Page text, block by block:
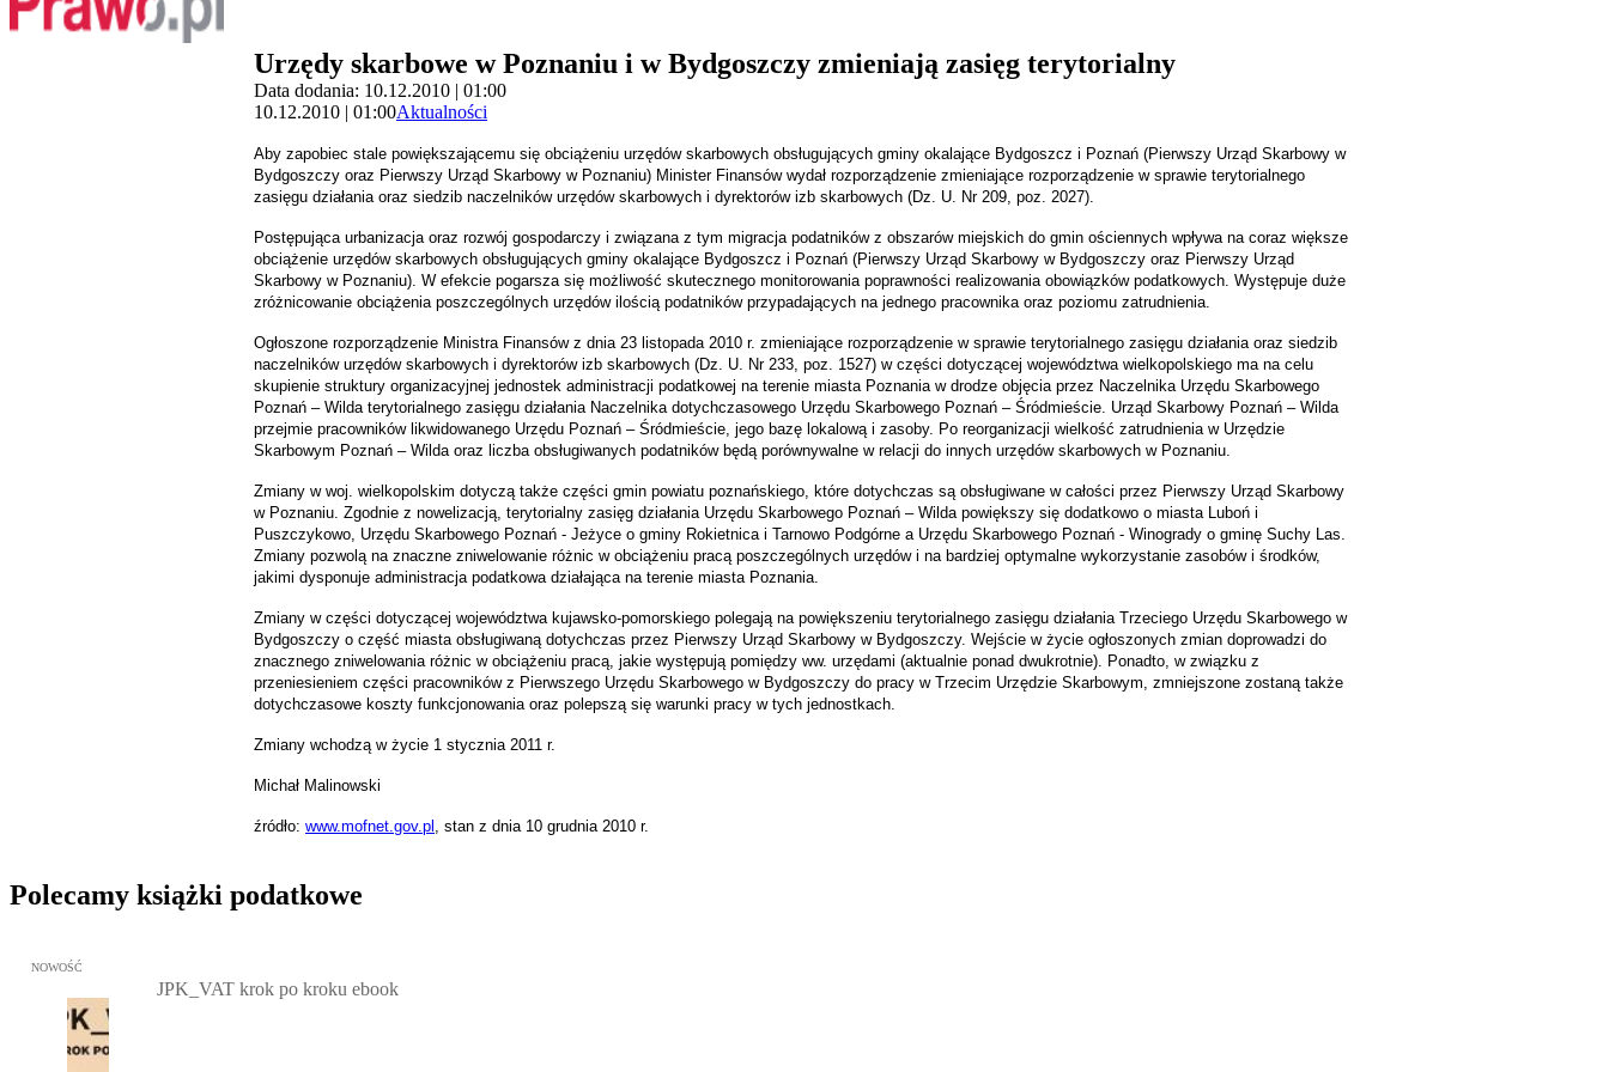
Urzędy skarbowe w Poznaniu i w Bydgoszczy zmieniają zasięg terytorialny
Data dodania: 10.12.2010 | 01:00
10.12.2010 | 01:00Aktualności
Aby zapobiec stale powiększającemu się obciążeniu urzędów skarbowych obsługujących gminy okalające Bydgoszcz i Poznań (Pierwszy Urząd Skarbowy w
Bydgoszczy oraz Pierwszy Urząd Skarbowy w Poznaniu) Minister Finansów wydał rozporządzenie zmieniające rozporządzenie w sprawie terytorialnego
zasięgu działania oraz siedzib naczelników urzędów skarbowych i dyrektorów izb skarbowych (Dz. U. Nr 209, poz. 2027).
Postępująca urbanizacja oraz rozwój gospodarczy i związana z tym migracja podatników z obszarów miejskich do gmin ościennych wpływa na coraz większe
obciążenie urzędów skarbowych obsługujących gminy okalające Bydgoszcz i Poznań (Pierwszy Urząd Skarbowy w Bydgoszczy oraz Pierwszy Urząd
Skarbowy w Poznaniu). W efekcie pogarsza się możliwość skutecznego monitorowania poprawności realizowania obowiązków podatkowych. Występuje duże
zróżnicowanie obciążenia poszczególnych urzędów ilością podatników przypadających na jednego pracownika oraz poziomu zatrudnienia.
Ogłoszone rozporządzenie Ministra Finansów z dnia 23 listopada 2010 r. zmieniające rozporządzenie w sprawie terytorialnego zasięgu działania oraz siedzib
naczelników urzędów skarbowych i dyrektorów izb skarbowych (Dz. U. Nr 233, poz. 1527) w części dotyczącej województwa wielkopolskiego ma na celu
skupienie struktury organizacyjnej jednostek administracji podatkowej na terenie miasta Poznania w drodze objęcia przez Naczelnika Urzędu Skarbowego
Poznań – Wilda terytorialnego zasięgu działania Naczelnika dotychczasowego Urzędu Skarbowego Poznań – Śródmieście. Urząd Skarbowy Poznań – Wilda
przejmie pracowników likwidowanego Urzędu Poznań – Śródmieście, jego bazę lokalową i zasoby. Po reorganizacji wielkość zatrudnienia w Urzędzie
Skarbowym Poznań – Wilda oraz liczba obsługiwanych podatników będą porównywalne w relacji do innych urzędów skarbowych w Poznaniu.
Zmiany w woj. wielkopolskim dotyczą także części gmin powiatu poznańskiego, które dotychczas są obsługiwane w całości przez Pierwszy Urząd Skarbowy
w Poznaniu. Zgodnie z nowelizacją, terytorialny zasięg działania Urzędu Skarbowego Poznań – Wilda powiększy się dodatkowo o miasta Luboń i
Puszczykowo, Urzędu Skarbowego Poznań - Jeżyce o gminy Rokietnica i Tarnowo Podgórne a Urzędu Skarbowego Poznań - Winogrady o gminę Suchy Las.
Zmiany pozwolą na znaczne zniwelowanie różnic w obciążeniu pracą poszczególnych urzędów i na bardziej optymalne wykorzystanie zasobów i środków,
jakimi dysponuje administracja podatkowa działająca na terenie miasta Poznania.
Zmiany w części dotyczącej województwa kujawsko-pomorskiego polegają na powiększeniu terytorialnego zasięgu działania Trzeciego Urzędu Skarbowego w
Bydgoszczy o część miasta obsługiwaną dotychczas przez Pierwszy Urząd Skarbowy w Bydgoszczy. Wejście w życie ogłoszonych zmian doprowadzi do
znacznego zniwelowania różnic w obciążeniu pracą, jakie występują pomiędzy ww. urzędami (aktualnie ponad dwukrotnie). Ponadto, w związku z
przeniesieniem części pracowników z Pierwszego Urzędu Skarbowego w Bydgoszczy do pracy w Trzecim Urzędzie Skarbowym, zmniejszone zostaną także
dotychczasowe koszty funkcjonowania oraz polepszą się warunki pracy w tych jednostkach.
Zmiany wchodzą w życie 1 stycznia 2011 r.
Michał Malinowski
źródło: www.mofnet.gov.pl , stan z dnia 10 grudnia 2010 r.
Polecamy książki podatkowe
Przejdź do: JPK_VAT krok po kroku ebook, Patrycja Kubiesa - otwiera się w nowym oknie
NOWOŚĆ
JPK_VAT krok po kroku ebook